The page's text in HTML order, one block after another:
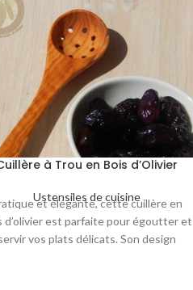
à Trou en Bois d’Olivier
Ustensiles de cuisine
et élégante, cette cuillère en
d’olivier est parfaite pour égoutter et
vos plats délicats. Son design